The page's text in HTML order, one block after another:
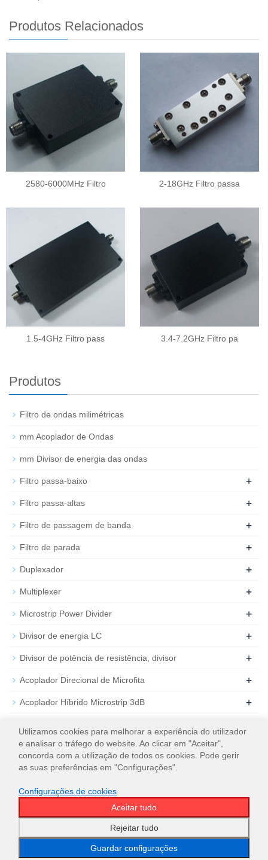
Produtos Relacionados
2580-6000MHz Filtro 2-18GHz Filtro passa
1.5-4GHz Filtro pass 3.4-7.2GHz Filtro pa
Produtos
Filtro de ondas milimétricas
mm Acoplador de Ondas
mm Divisor de energia das ondas
Filtro passa-baixo +
Filtro passa-altas +
Filtro de passagem de banda +
Filtro de parada +
Duplexador +
Multiplexer +
Microstrip Power Divider +
Divisor de energia LC +
Divisor de potência de resistência, divisor +
Acoplador Direcional de Microfita +
Acoplador Híbrido Microstrip 3dB +
Carga de RF coaxial
WT Microwave INC.
Email WeChat WhatsApp Classificação principal
Utilizamos cookies para melhorar a experiência do utilizador
e analisar o tráfego do website. Ao clicar em "Aceitar",
concorda com a utilização de todos os cookies. Pode gerir
as suas preferências em "Configurações".
Configurações de cookies
Aceitar tudo
Rejeitar tudo
Guardar configurações